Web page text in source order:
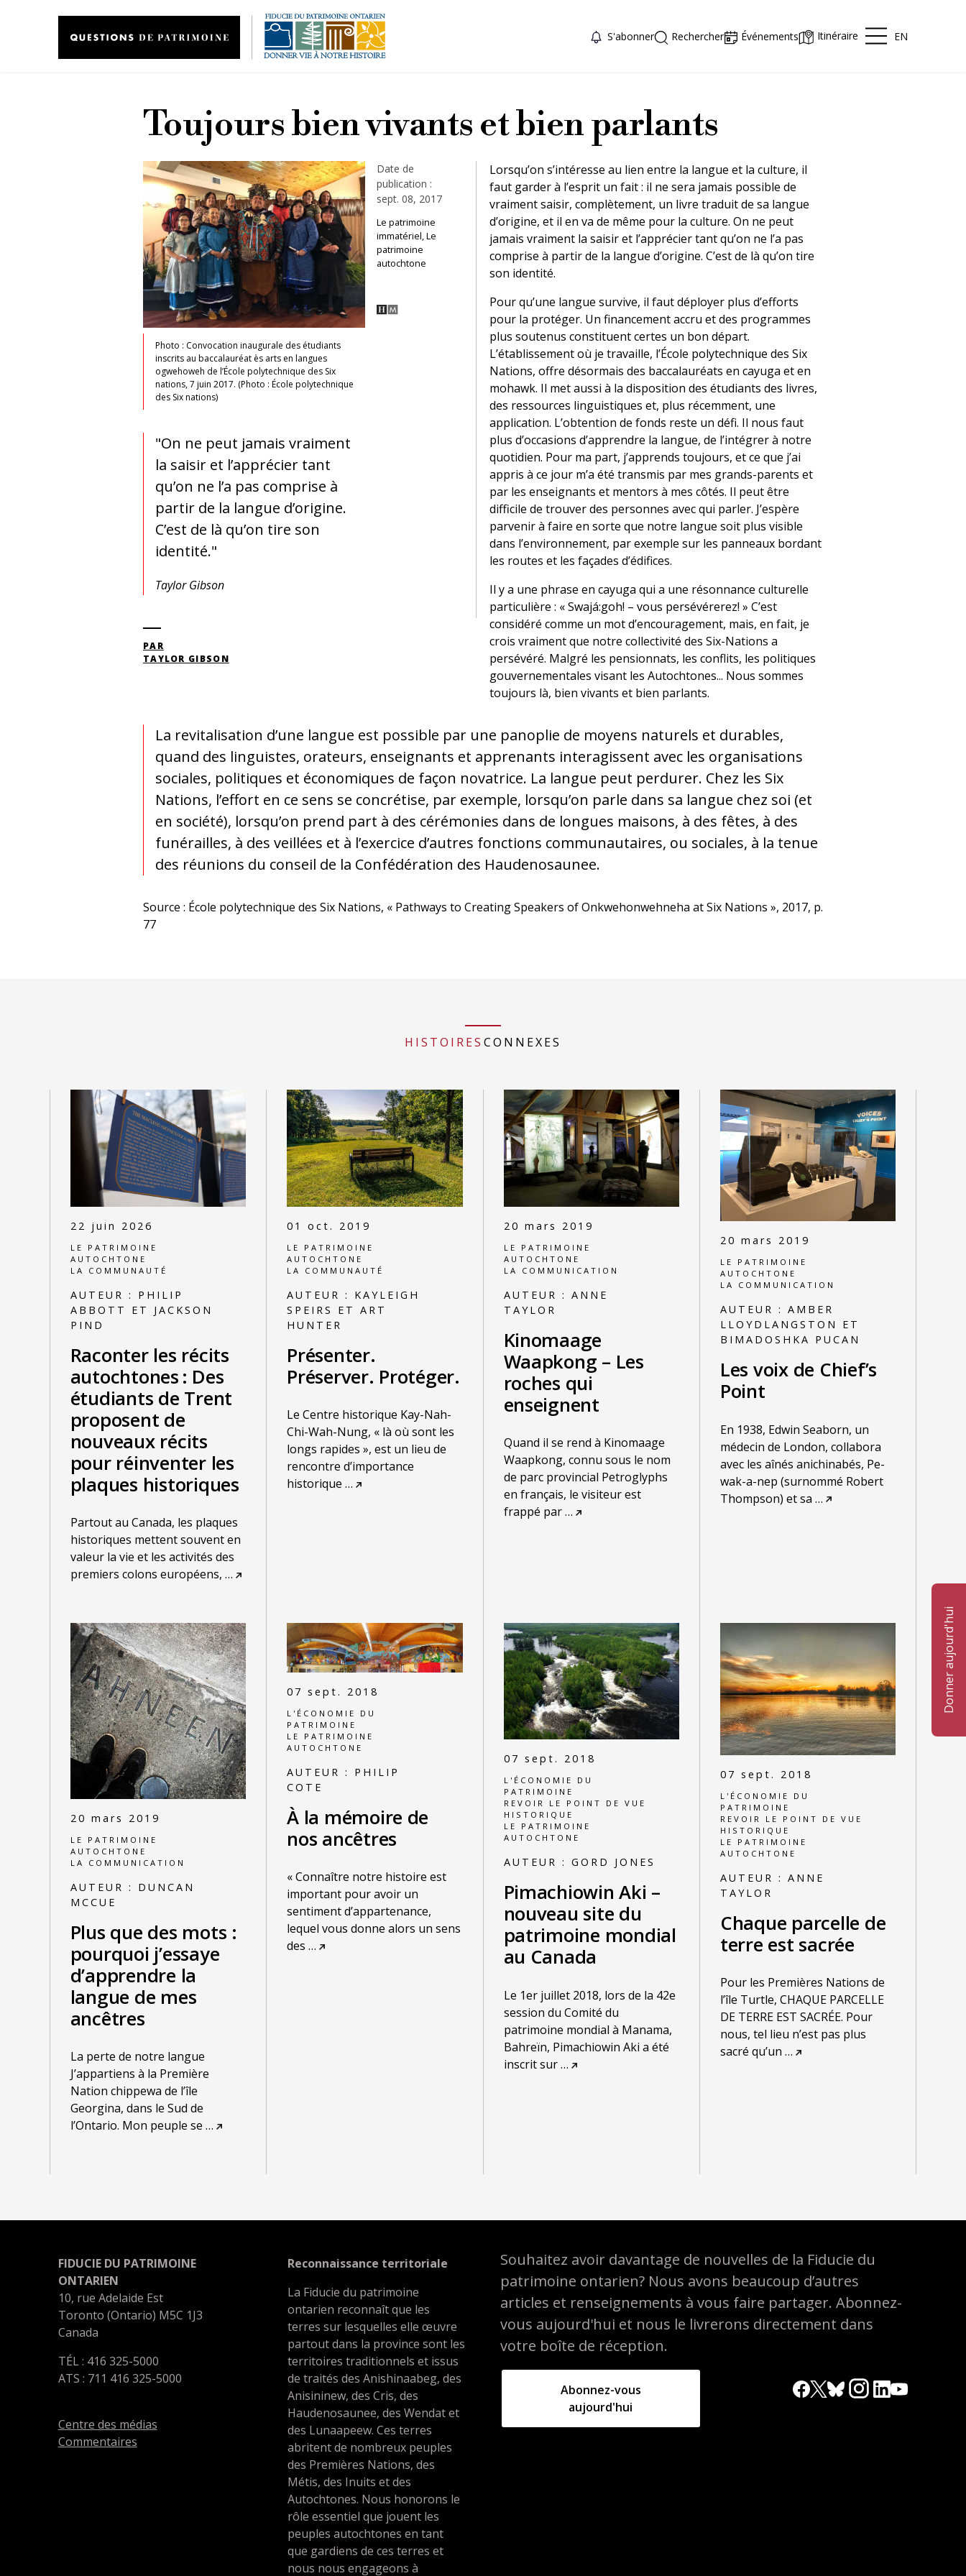
S'abonner Rechercher Événements Itinéraire EN
Donner aujourd'hui
Toujours bien vivants et bien parlants
Photo : Convocation inaugurale des étudiants
inscrits au baccalauréat ès arts en langues
ogwehoweh de l’École polytechnique des Six
nations, 7 juin 2017. (Photo : École polytechnique
des Six nations)
"On ne peut jamais vraiment
la saisir et l’apprécier tant
qu’on ne l’a pas comprise à
partir de la langue d’origine.
C’est de là qu’on tire son
identité."
Taylor Gibson
Date de
publication :
sept. 08, 2017
Le patrimoine
immatériel, Le
patrimoine
autochtone
PAR
TAYLOR GIBSON
Lorsqu’on s’intéresse au lien entre la langue et la culture, il
faut garder à l’esprit un fait : il ne sera jamais possible de
vraiment saisir, complètement, un livre traduit de sa langue
d’origine, et il en va de même pour la culture. On ne peut
jamais vraiment la saisir et l’apprécier tant qu’on ne l’a pas
comprise à partir de la langue d’origine. C’est de là qu’on tire
son identité.
Pour qu’une langue survive, il faut déployer plus d’efforts
pour la protéger. Un financement accru et des programmes
plus soutenus constituent certes un bon départ.
L’établissement où je travaille, l’École polytechnique des Six
Nations, offre désormais des baccalauréats en cayuga et en
mohawk. Il met aussi à la disposition des étudiants des livres,
des ressources linguistiques et, plus récemment, une
application. L’obtention de fonds reste un défi. Il nous faut
plus d’occasions d’apprendre la langue, de l’intégrer à notre
quotidien. Pour ma part, j’apprends toujours, et ce que j’ai
appris à ce jour m’a été transmis par mes grands-parents et
par les enseignants et mentors à mes côtés. Il peut être
difficile de trouver des personnes avec qui parler. J’espère
parvenir à faire en sorte que notre langue soit plus visible
dans l’environnement, par exemple sur les panneaux bordant
les routes et les façades d’édifices.
Il y a une phrase en cayuga qui a une résonnance culturelle
particulière : « Swajá:goh! – vous persévérerez! » C’est
considéré comme un mot d’encouragement, mais, en fait, je
crois vraiment que notre collectivité des Six-Nations a
persévéré. Malgré les pensionnats, les conflits, les politiques
gouvernementales visant les Autochtones... Nous sommes
toujours là, bien vivants et bien parlants.
La revitalisation d’une langue est possible par une panoplie de moyens naturels et durables,
quand des linguistes, orateurs, enseignants et apprenants interagissent avec les organisations
sociales, politiques et économiques de façon novatrice. La langue peut perdurer. Chez les Six
Nations, l’effort en ce sens se concrétise, par exemple, lorsqu’on parle dans sa langue chez soi (et
en société), lorsqu’on prend part à des cérémonies dans de longues maisons, à des fêtes, à des
funérailles, à des veillées et à l’exercice d’autres fonctions communautaires, ou sociales, à la tenue
des réunions du conseil de la Confédération des Haudenosaunee.
Source : École polytechnique des Six Nations, « Pathways to Creating Speakers of Onkwehonwehneha at Six Nations », 2017, p.
77
HISTOIRES CONNEXES
22 juin 2026
LE PATRIMOINE
AUTOCHTONE
LA COMMUNAUTÉ
AUTEUR : PHILIP
ABBOTT ET JACKSON
PIND
Raconter les récits
autochtones : Des
étudiants de Trent
proposent de
nouveaux récits
pour réinventer les
plaques historiques
Partout au Canada, les plaques
historiques mettent souvent en
valeur la vie et les activités des
premiers colons européens, …
01 oct. 2019
LE PATRIMOINE
AUTOCHTONE
LA COMMUNAUTÉ
AUTEUR : KAYLEIGH
SPEIRS ET ART
HUNTER
Présenter.
Préserver. Protéger.
Le Centre historique Kay-Nah-
Chi-Wah-Nung, « là où sont les
longs rapides », est un lieu de
rencontre d’importance
historique …
20 mars 2019
LE PATRIMOINE
AUTOCHTONE
LA COMMUNICATION
AUTEUR : ANNE
TAYLOR
Kinomaage
Waapkong – Les
roches qui
enseignent
Quand il se rend à Kinomaage
Waapkong, connu sous le nom
de parc provincial Petroglyphs
en français, le visiteur est
frappé par…
20 mars 2019
LE PATRIMOINE
AUTOCHTONE
LA COMMUNICATION
AUTEUR :AMBER
LLOYDLANGSTON ET
BIMADOSHKA PUCAN
Les voix de Chief’s
Point
En 1938, Edwin Seaborn, un
médecin de London, collabora
avec les aînés anichinabés, Pe-
wak-a-nep (surnommé Robert
Thompson) et sa …
20 mars 2019
LE PATRIMOINE
AUTOCHTONE
LA COMMUNICATION
AUTEUR : DUNCAN
MCCUE
Plus que des mots :
pourquoi j’essaye
d’apprendre la
langue de mes
ancêtres
La perte de notre langue
J’appartiens à la Première
Nation chippewa de l’île
Georgina, dans le Sud de
l’Ontario. Mon peuple se …
07 sept. 2018
L'ÉCONOMIE DU
PATRIMOINE
LE PATRIMOINE
AUTOCHTONE
AUTEUR : PHILIP
COTE
À la mémoire de
nos ancêtres
« Connaître notre histoire est
important pour avoir un
sentiment d’appartenance,
lequel vous donne alors un sens
des …
07 sept. 2018
L'ÉCONOMIE DU
PATRIMOINE
REVOIR LE POINT DE VUE
HISTORIQUE
LE PATRIMOINE
AUTOCHTONE
AUTEUR : GORD JONES
Pimachiowin Aki –
nouveau site du
patrimoine mondial
au Canada
Le 1er juillet 2018, lors de la 42e
session du Comité du
patrimoine mondial à Manama,
Bahreïn, Pimachiowin Aki a été
inscrit sur…
07 sept. 2018
L'ÉCONOMIE DU
PATRIMOINE
REVOIR LE POINT DE VUE
HISTORIQUE
LE PATRIMOINE
AUTOCHTONE
AUTEUR :ANNE
TAYLOR
Chaque parcelle de
terre est sacrée
Pour les Premières Nations de
l’île Turtle, CHAQUE PARCELLE
DE TERRE EST SACRÉE. Pour
nous, tel lieu n’est pas plus
sacré qu’un …
FIDUCIE DU PATRIMOINE
ONTARIEN
10, rue Adelaide Est
Toronto (Ontario) M5C 1J3
Canada
TÉL : 416 325-5000
ATS : 711 416 325-5000
Centre des médias
Commentaires
Reconnaissance territoriale
La Fiducie du patrimoine
ontarien reconnaît que les
terres sur lesquelles elle œuvre
partout dans la province sont les
territoires traditionnels et issus
de traités des Anishinaabeg, des
Anisininew, des Cris, des
Haudenosaunee, des Wendat et
des Lunaapeew. Ces terres
abritent de nombreux peuples
des Premières Nations, des
Métis, des Inuits et des
Autochtones. Nous honorons le
rôle essentiel que jouent les
peuples autochtones en tant
que gardiens de ces terres et
nous nous engageons à
Souhaitez avoir davantage de nouvelles de la Fiducie du
patrimoine ontarien? Nous avons beaucoup d’autres
articles et renseignements à vous faire partager. Abonnez-
vous aujourd'hui et nous le livrerons directement dans
votre boîte de réception.
Abonnez-vous
aujourd'hui